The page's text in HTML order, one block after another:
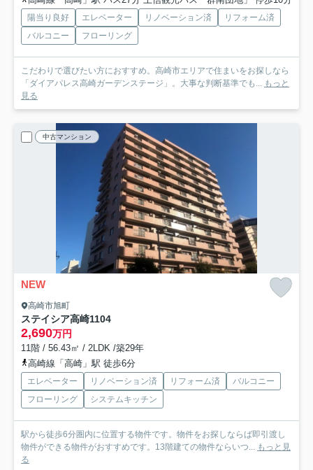
陽当り良好 エレベーター リノベーション済
リフォーム済
バルコニー
フローリング
こだわりで選びたい方におすすめ。高崎市エリアで住まいをお探しなら
「ダイアパレス高崎ガーデンステージ」。大事な判断基準でも... もっと
見る
中古マンション
NEW
高崎市旭町
ステイシア高崎1104
2,690万円
11階 / 56.43㎡ / 2LDK /築29年
高崎線「高崎」駅 徒歩6分
エレベーター リノベーション済 リフォーム済
バルコニー
フローリング
システムキッチン
駅から徒歩6分圏内に位置する物件です。物件をお探しならば即引渡し
物件ができる物件がおすすめです。13階建ての物件ならいつ... もっと見
る